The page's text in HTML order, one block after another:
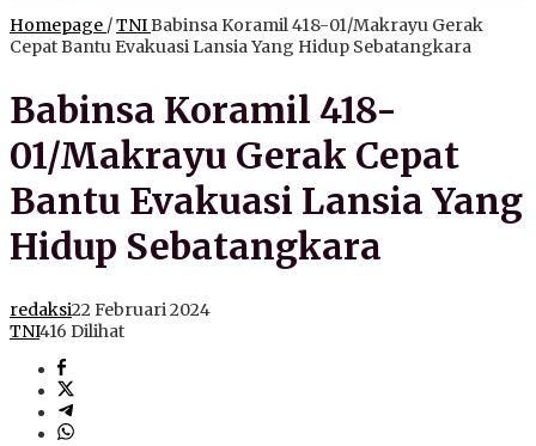
Homepage /TNIBabinsa Koramil 418-01/Makrayu Gerak
Cepat Bantu Evakuasi Lansia Yang Hidup Sebatangkara
Babinsa Koramil 418-
01/Makrayu Gerak Cepat
Bantu Evakuasi Lansia Yang
Hidup Sebatangkara
redaksi22 Februari 2024
TNI416 Dilihat